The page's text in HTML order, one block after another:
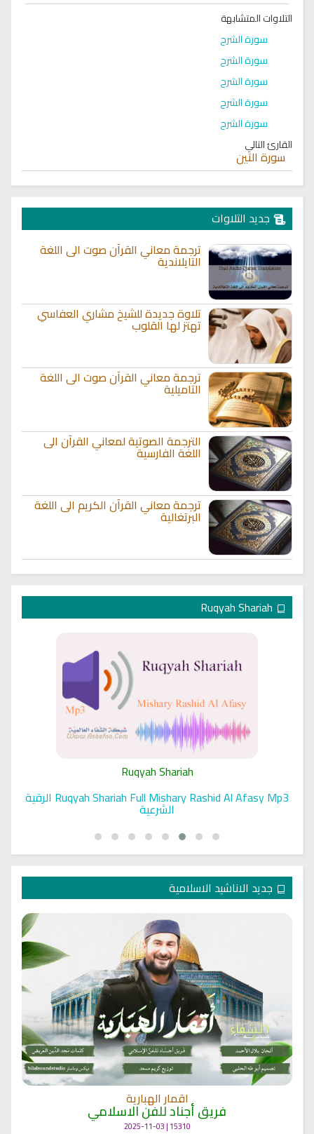
التلاوات المتشابهة
سورة الشرح
سورة الشرح
سورة الشرح
سورة الشرح
سورة الشرح
القارئ التالي
سورة التين
جديد التلاوات
ترجمة معاني القرآن صوت الى اللغة
التايلاندية
تلاوة جديدة للشيخ مشاري العفاسي
تهتز لها القلوب
ترجمة معاني القرآن صوت الى اللغة
التاميلية
الترجمة الصوتية لمعاني القرآن الى
اللغة الفارسية
ترجمة معاني القرآن الكريم الى اللغة
البرتغالية
Ruqyah Shariah
Ruqyah Shariah Full Mishary Rashid Al Afasy Mp3 الرقية
الشرعية
جديد الاناشيد الاسلامية
اقمار الهبارية
فريق أجناد للفن الاسلامي
15310 | 2025-11-03